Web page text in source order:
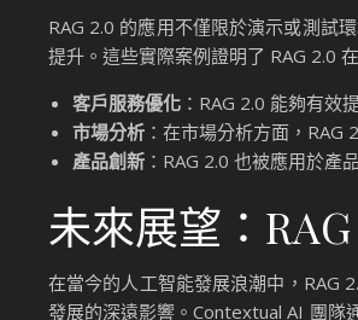
RAG 2.0 的應用不僅限於演示或測試
提升。這些實際案例證明了 RAG 2.0
客戶服務優化 ：RAG 2.0 能夠有效
市場分析 ：在市場分析方面，
產品創新 ：RAG 2.0 也被應用於產
未來展望：
在當今的人工智能發展浪潮中，RAG
發展的深遠影響。Contextual AI 團隊